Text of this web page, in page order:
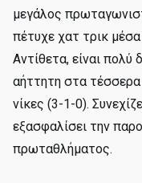
μεγάλος
πέτυχε χατ τρικ μέσα
Αντίθετα, είναι πολύ
αήττητη στα τέσσερα
νίκες (3-1-0).
εξασφαλίσει την
πρωταθλήματος.